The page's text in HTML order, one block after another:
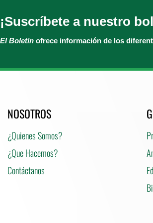
¡Suscríbete a nuestro
El Boletín ofrece información de los
NOSOTROS
¿Quienes Somos?
¿Que Hacemos?
Contáctanos